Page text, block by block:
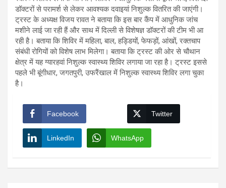
डॉक्टरों से परामर्श से लेकर आवश्यक दवाइयां निशुल्क वितरित की जाएंगी।
ट्रस्ट के अध्यक्ष विजय रावत ने बताया कि इस बार कैंप में आधुनिक जांच
मशीने लाई जा रही हैं और साथ में दिल्ली से विशेषज्ञ डॉक्टरों की टीम भी आ
रही है। बताया कि शिविर में महिला, बाल, हड्डियों, फेफड़ों, आंखों, रक्तचाप
संबंधी रोगियों को विशेष लाभ मिलेगा। बताया कि ट्रस्ट की ओर से चौथान
क्षेत्र में यह ग्यारहवां निशुल्क स्वास्थ्य शिविर लगाया जा रहा है। ट्रस्ट इससे
पहले भी बूंगीधार, जगतपुरी, उफरैंखाल में निशुल्क स्वास्थ्य शिविर लगा चुका
है।
Facebook Twitter
LinkedIn WhatsApp